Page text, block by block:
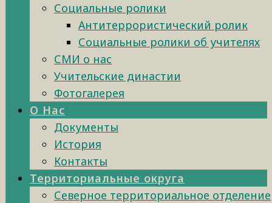
Социальные ролики
Антитеррористический ролик
Социальные ролики об учителях
СМИ о нас
Учительские династии
Фотогалерея
О Нас
Документы
История
Контакты
Территориальные округа
Северное территориальное отделение